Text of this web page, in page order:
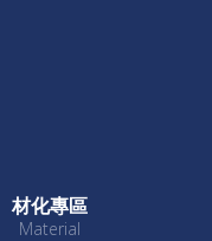
材化專區
Material